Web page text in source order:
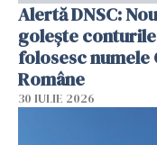
Alertă DNSC:
golește
folosesc numele
Române
30 IULIE 2026